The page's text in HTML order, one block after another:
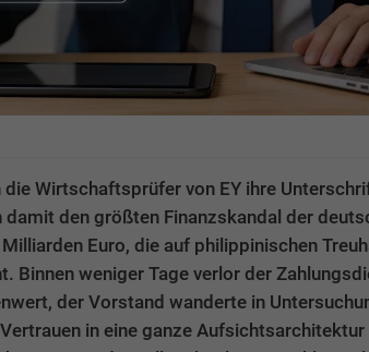
Wirtschaftsprüfer von EY ihre
den größten Finanzskandal der
Euro, die auf philippinischen
Binnen weniger Tage verlor der
der Vorstand wanderte in
in eine ganze Aufsichtsarchitektur